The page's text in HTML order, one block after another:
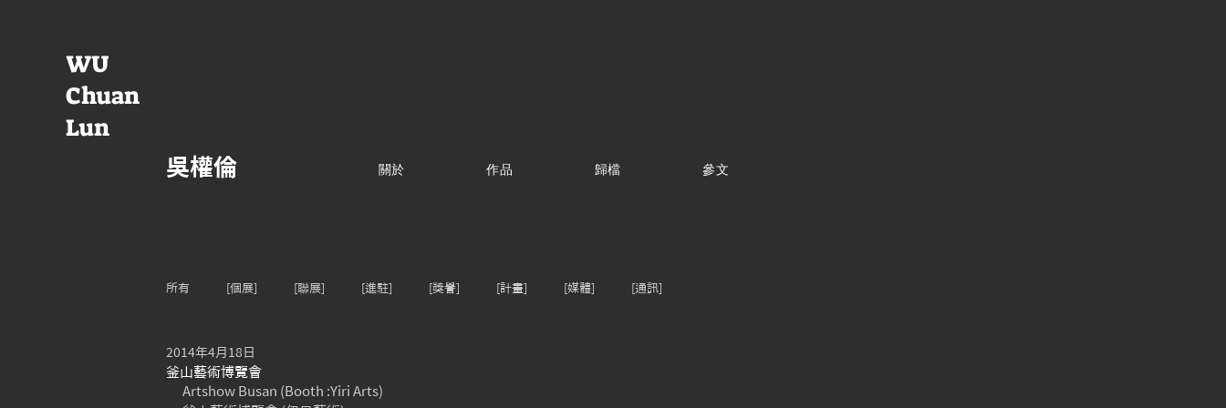
WU
Chuan
Lun
吳權倫 關於 作品 歸檔 參文
所有 [個展] [聯展] [進駐] [獎譽] [計畫] [媒體] [通訊]
釜山藝術博覽會
2014年4月18日
Artshow Busan (Booth :Yiri Arts)